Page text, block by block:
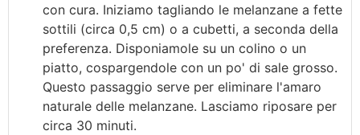
con cura. Iniziamo tagliando le melanzane a fette
sottili (circa 0,5 cm) o a cubetti, a seconda della
preferenza. Disponiamole su un colino o un
piatto, cospargendole con un po' di sale grosso.
Questo passaggio serve per eliminare l'amaro
naturale delle melanzane. Lasciamo riposare per
circa 30 minuti.